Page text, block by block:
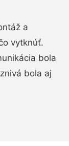
a
vytknúť.
bola
bola aj